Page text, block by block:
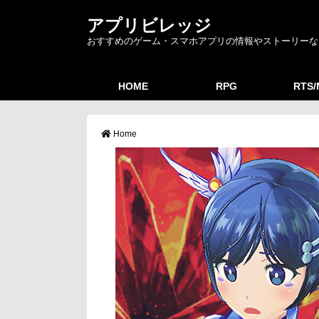
アプリビレッジ
おすすめのゲーム・スマホアプリの情報やストーリー
HOME RPG
Home